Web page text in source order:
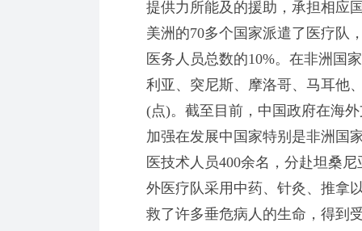
提供力所能及的援助，承担相应
美洲的70多个国家派遣了医疗队
医务人员总数的10%。在非洲国
利亚、突尼斯、摩洛哥、马耳他
(点)。截至目前，中国政府在海
加强在发展中国家特别是非洲国
医技术人员400余名，分赴坦桑
外医疗队采用中药、针灸、推拿
救了许多垂危病人的生命，得到